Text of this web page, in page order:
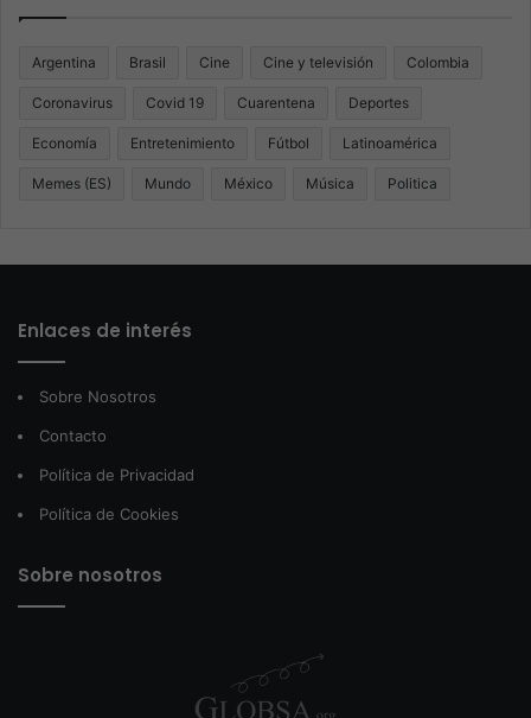
Argentina Brasil Cine Cine y televisión Colombia
Coronavirus Covid 19 Cuarentena Deportes
Economía Entretenimiento Fútbol Latinoamérica
Memes (ES) Mundo México Música Politica
Enlaces de interés
Sobre Nosotros
Contacto
Política de Privacidad
Política de Cookies
Sobre nosotros